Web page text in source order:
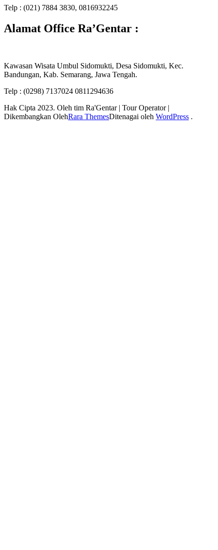
Telp : (021) 7884 3830, 0816932245
Alamat Office Ra’Gentar :
Kawasan Wisata Umbul Sidomukti, Desa Sidomukti, Kec.
Bandungan, Kab. Semarang, Jawa Tengah.
Telp : (0298) 7137024 0811294636
Hak Cipta 2023. Oleh tim Ra'Gentar | Tour Operator |
Dikembangkan OlehRara ThemesDitenagai oleh WordPress .